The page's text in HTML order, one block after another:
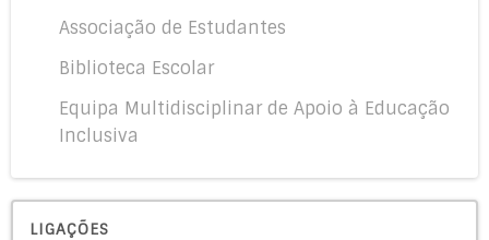
Associação de Estudantes
Biblioteca Escolar
Equipa Multidisciplinar de Apoio à Educação
Inclusiva
LIGAÇÕES